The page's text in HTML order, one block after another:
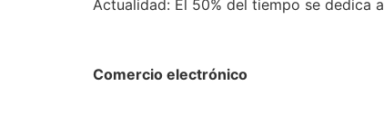
Actualidad: El 50% del tiempo se dedica
Comercio electrónico